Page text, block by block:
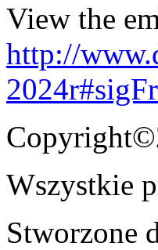
View the
http://
Wszystkie
Stworzone